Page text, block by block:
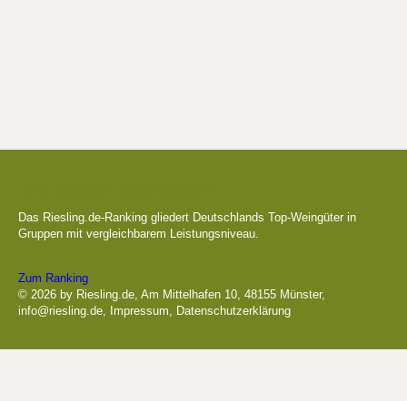
Das Riesling.de-Ranking gliedert Deutschlands Top-Weingüter in
Gruppen mit vergleichbarem Leistungsniveau.
Zum Ranking
© 2026 by Riesling.de, Am Mittelhafen 10, 48155 Münster,
info@riesling.de, Impressum, Datenschutzerklärung